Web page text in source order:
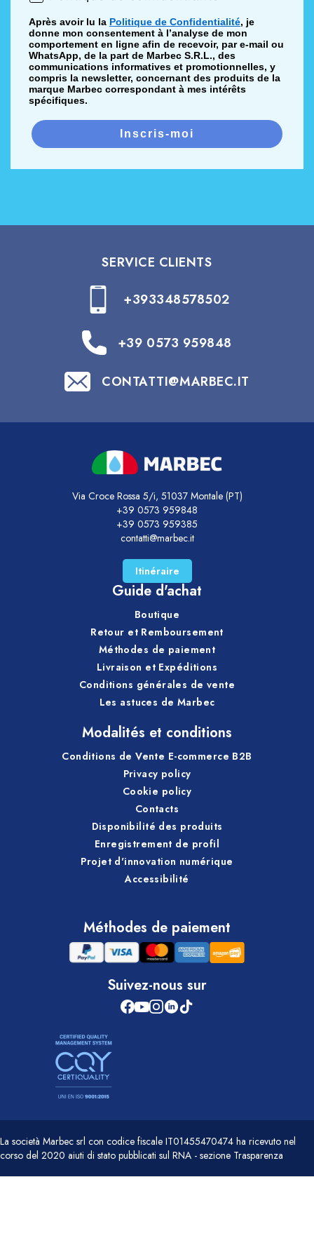
Après avoir lu la Politique de Confidentialité, je
donne mon consentement à l’analyse de mon
comportement en ligne afin de recevoir, par e-mail ou
WhatsApp, de la part de Marbec S.R.L., des
communications informatives et promotionnelles, y
compris la newsletter, concernant des produits de la
marque Marbec correspondant à mes intérêts
spécifiques.
Inscris-moi
SERVICE CLIENTS
+393348578502
+39 0573 959848
CONTATTI@MARBEC.IT
Via Croce Rossa 5/i, 51037 Montale (PT)
+39 0573 959848
+39 0573 959385
contatti@marbec.it
Itinéraire
Guide d'achat
Boutique
Retour et Remboursement
Méthodes de paiement
Livraison et Expéditions
Conditions générales de vente
Les astuces de Marbec
Modalités et conditions
Conditions de Vente E-commerce B2B
Privacy policy
Cookie policy
Contacts
Disponibilité des produits
Enregistrement de profil
Projet d'innovation numérique
Accessibilité
Méthodes de paiement
Suivez-nous sur
La società Marbec srl con codice fiscale IT01455470474 ha ricevuto nel
corso del 2020 aiuti di stato pubblicati sul RNA - sezione Trasparenza